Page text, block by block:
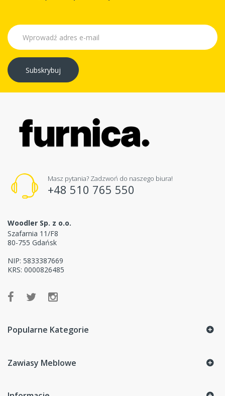
Subskrybuj
Masz pytania? Zadzwoń do naszego biura!
+48 510 765 550
Woodler Sp. z o.o.
Szafarnia 11/F8
80-755 Gdańsk
NIP: 5833387669
KRS: 0000826485
Popularne Kategorie
Zawiasy Meblowe